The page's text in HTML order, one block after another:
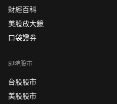
財經百科
美股放大鏡
口袋證券
即時股市
台股股市
美股股市